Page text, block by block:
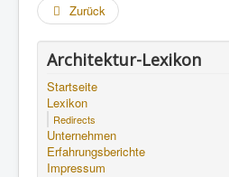
Zurück
Architektur-Lexikon
Startseite
Lexikon
Redirects
Unternehmen
Erfahrungsberichte
Impressum